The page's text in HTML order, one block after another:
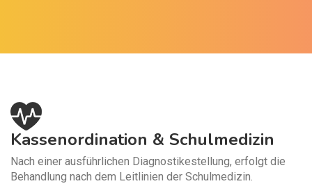
Kassenordination & Schulmedizin
Nach einer ausführlichen Diagnostikestellung, erfolgt die
Behandlung nach dem Leitlinien der Schulmedizin.